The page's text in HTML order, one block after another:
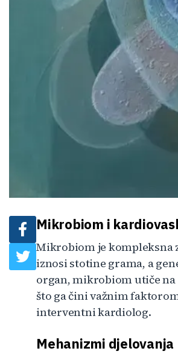
Mikrobiom i
Mikrobiom je kompleksna
iznosi stotine grama, a
organ, mikrobiom utiče
što ga čini važnim
interventni kardiolog.
Mehanizmi djelovanja